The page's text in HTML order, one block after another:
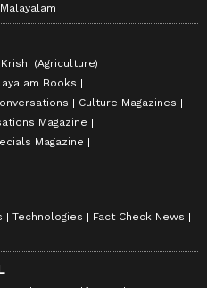
(Agriculture)
Books
Culture Magazines
Magazine
Magazine
Technologies
Fact Check News